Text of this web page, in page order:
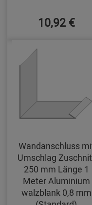
10,92 €
Wandanschluss
Umschlag
250 mm Länge 1
Meter Aluminium
walzblank 0,8 mm